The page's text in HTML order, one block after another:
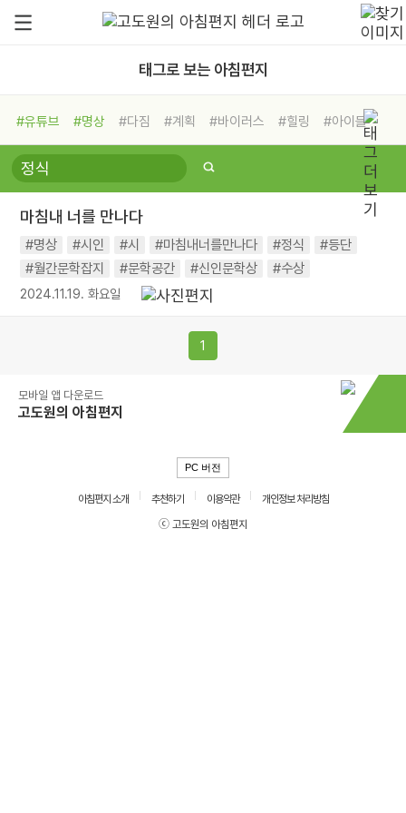
태그로 보는 아침편지
#유튜브 #명상 #다짐 #계획 #바이러스 #힐링
#아이들
#비전캠프
#독서캠프 #삶
#희망
#나눔 #친구 #링컨학교
#독서
#건강 #면역력
마침내 너를 만나다
#명상 #시인 #시 #마침내너를만나다 #정식
#등단
#월간문학잡지
#문학공간 #신인문학상 #수상
2024.11.19. 화요일
1
모바일 앱 다운로드
고도원의 아침편지
PC 버전
아침편지 소개 추천하기 이용약관
개인정보 처리방침
ⓒ 고도원의 아침편지